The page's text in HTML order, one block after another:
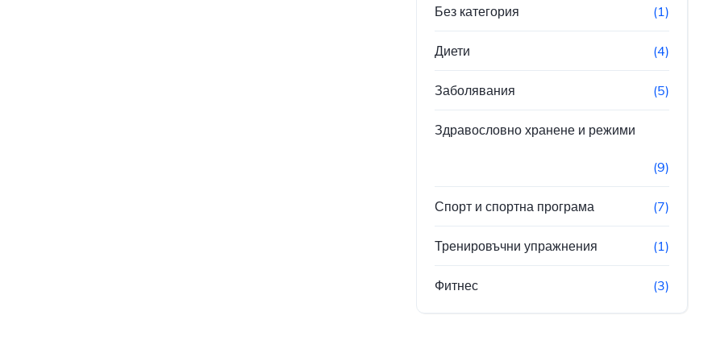
Без категория (1)
Диети (4)
Заболявания (5)
Здравословно хранене и режими
(9)
Спорт и спортна програма (7)
Тренировъчни упражнения (1)
Фитнес (3)